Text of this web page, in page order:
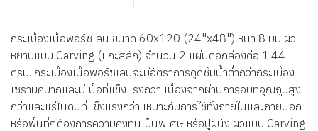
กระเบื้องเนื้อพอร์ซเลน ขนาด 60x120 (24"x48") หนา 8 มม ผิว
หยาบแบบ Carving (แกะสลัก) จำนวน 2 แผ่นต่อกล่องต่อ 1.44
ตรม. กระเบื้องเนื้อพอร์ซเลนจะมีอัตราการดูดซึมน้ำต่ำกว่ากระเบื้อง
เซรามิคมากและมีเนื้อที่แข็งแรงกว่า เนื่องจากผ่านการอบที่อุณภูมิสูง
กว่าและแร่ในดินที่แข็งแรงกว่า เหมาะกับการใช้ทั้งภายในและภายนอก
หรือพื้นที่ๆต้่องการความคงทนเป็นพิเศษ หรือปูผนัง ผิวแบบ Carving